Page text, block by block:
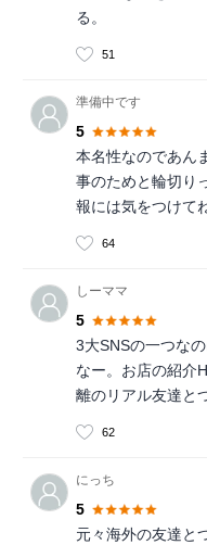
る。
51
準備中です
5
本名性なのであん
事のためと輪切り
報には気をつけて
64
しーママ
5
3大SNSの一つな
なー。お店の紹介
離のリアル友達と
62
にっち
5
元々海外の友達と